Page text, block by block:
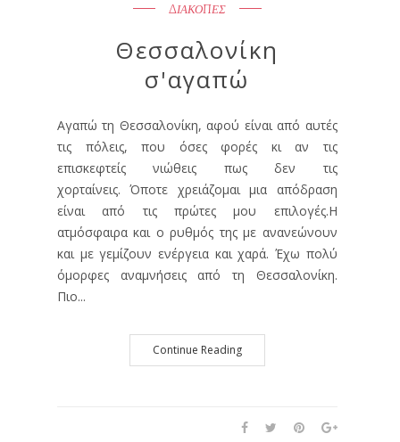
ΔΙΑΚΟΠΕΣ
Θεσσαλονίκη
σ'αγαπώ
Αγαπώ τη Θεσσαλονίκη, αφού είναι από αυτές
τις πόλεις, που όσες φορές κι αν τις
επισκεφτείς νιώθεις πως δεν τις
χορταίνεις. Όποτε χρειάζομαι μια απόδραση
είναι από τις πρώτες μου επιλογές.Η
ατμόσφαιρα και ο ρυθμός της με ανανεώνουν
και με γεμίζουν ενέργεια και χαρά. Έχω πολύ
όμορφες αναμνήσεις από τη Θεσσαλονίκη.
Πιο...
Continue Reading